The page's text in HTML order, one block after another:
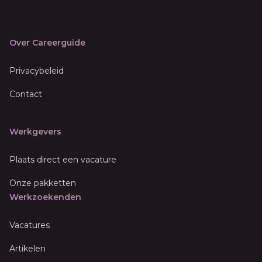
Over Careerguide
Privacybeleid
Contact
Werkgevers
Plaats direct een vacature
Onze pakketten
Werkzoekenden
Vacatures
Artikelen